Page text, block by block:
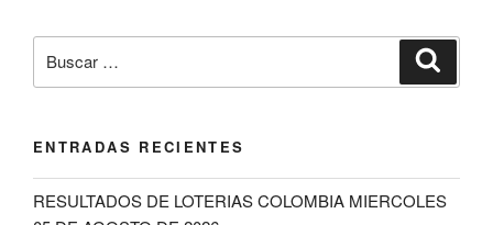
por:
ENTRADAS RECIENTES
RESULTADOS DE LOTERIAS COLOMBIA MIERCOLES